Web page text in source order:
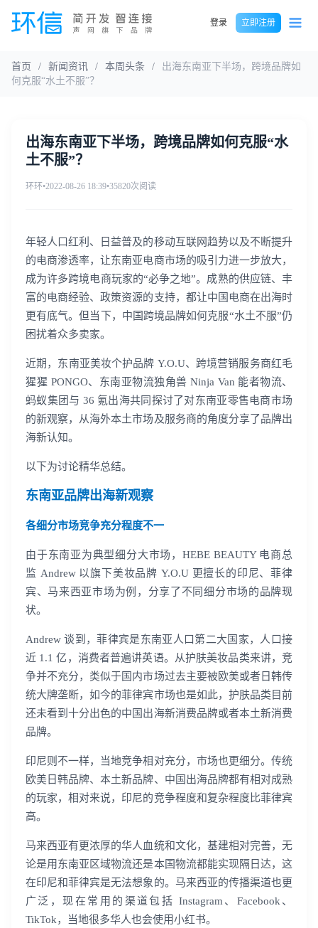
登录 立即注册
首页 / 新闻资讯 / 本周头条 /
出海东南亚下半场，跨境品牌如
何克服“水土不服”？
出海东南亚下半场，跨境品牌如何克服“水
土不服”？
环环•2022-08-26 18:39•35820次阅读
年轻人口红利、日益普及的移动互联网趋势以及不断提升
的电商渗透率，让东南亚电商市场的吸引力进一步放大，
成为许多跨境电商玩家的“必争之地”。成熟的供应链、丰
富的电商经验、政策资源的支持，都让中国电商在出海时
更有底气。但当下，中国跨境品牌如何克服“水土不服”仍
困扰着众多卖家。
近期，东南亚美妆个护品牌 Y.O.U、跨境营销服务商红毛
猩猩 PONGO、东南亚物流独角兽 Ninja Van 能者物流、
蚂蚁集团与 36 氪出海共同探讨了对东南亚零售电商市场
的新观察，从海外本土市场及服务商的角度分享了品牌出
海新认知。
以下为讨论精华总结。
东南亚品牌出海新观察
各细分市场竞争充分程度不一
由于东南亚为典型细分大市场，HEBE BEAUTY 电商总
监 Andrew 以旗下美妆品牌 Y.O.U 更擅长的印尼、菲律
宾、马来西亚市场为例，分享了不同细分市场的品牌现
状。
Andrew 谈到，菲律宾是东南亚人口第二大国家，人口接
近 1.1 亿，消费者普遍讲英语。从护肤美妆品类来讲，竞
争并不充分，类似于国内市场过去主要被欧美或者日韩传
统大牌垄断，如今的菲律宾市场也是如此，护肤品类目前
还未看到十分出色的中国出海新消费品牌或者本土新消费
品牌。
印尼则不一样，当地竞争相对充分，市场也更细分。传统
欧美日韩品牌、本土新品牌、中国出海品牌都有相对成熟
的玩家，相对来说，印尼的竞争程度和复杂程度比菲律宾
高。
马来西亚有更浓厚的华人血统和文化，基建相对完善，无
论是用东南亚区域物流还是本国物流都能实现隔日达，这
在印尼和菲律宾是无法想象的。马来西亚的传播渠道也更
广泛，现在常用的渠道包括 Instagram、Facebook、
TikTok，当地很多华人也会使用小红书。